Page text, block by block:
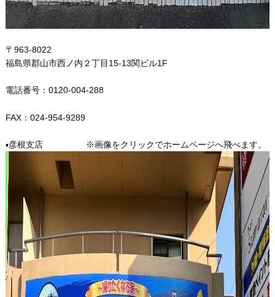
〒963-8022
福島県郡山市西ノ内２丁目15-13関ビル1F
電話番号：0120-004-288
FAX：024-954-9289
▪️彦根支店 ※画像をクリックでホームページへ飛べます。